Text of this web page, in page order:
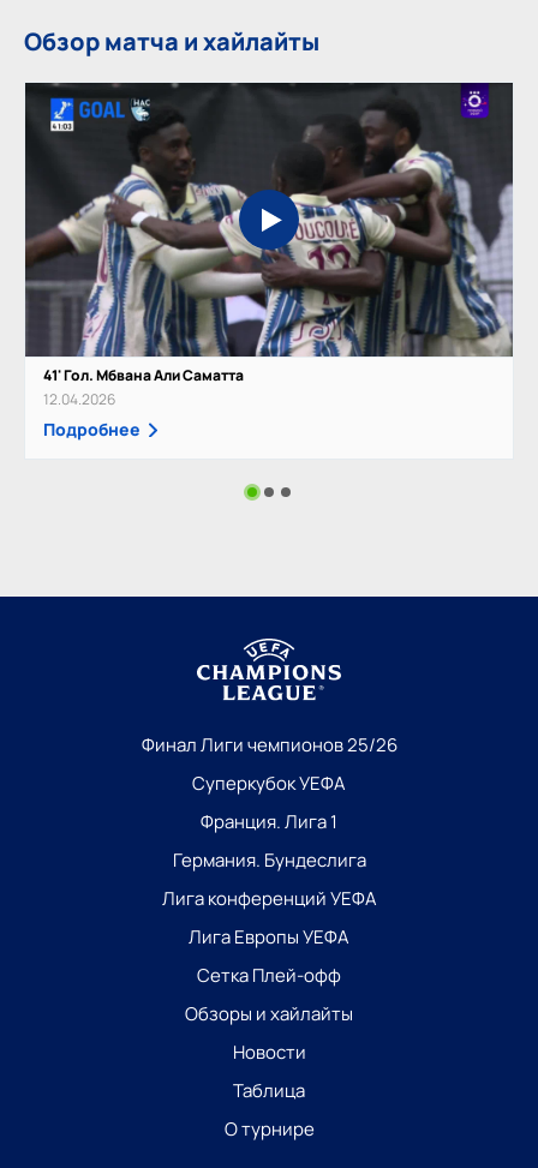
Обзор матча и хайлайты
41' Гол. Мбвана Али Саматта
12.04.2026
Подробнее
Финал Лиги чемпионов 25/26
Суперкубок УЕФА
Франция. Лига 1
Германия. Бундеслига
Лига конференций УЕФА
Лига Европы УЕФА
Сетка Плей-офф
Обзоры и хайлайты
Новости
Таблица
О турнире